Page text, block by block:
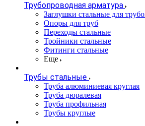
Трубопроводная арматура
Заглушки стальные для
Опоры для труб
Переходы стальные
Тройники стальные
Фитинги стальные
Еще
Трубы стальные
Труба алюминиевая круглая
Труба дюралевая
Труба профильная
Трубы круглые